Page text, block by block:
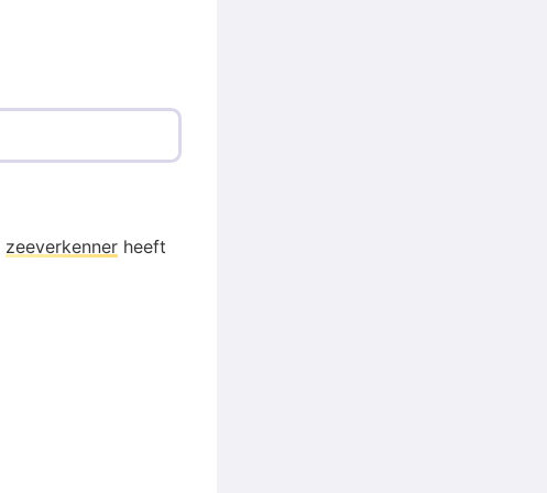
zeeverkenner heeft